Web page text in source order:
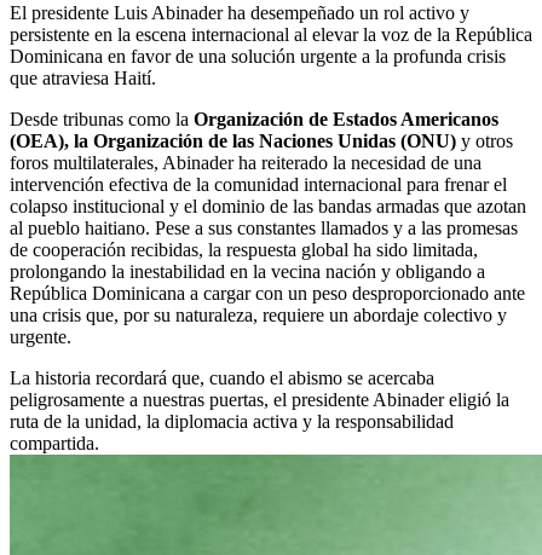
El presidente Luis Abinader ha desempeñado un rol activo y
persistente en la escena internacional al elevar la voz de la República
Dominicana en favor de una solución urgente a la profunda crisis
que atraviesa Haití.
Desde tribunas como la Organización de Estados Americanos
(OEA), la Organización de las Naciones Unidas (ONU) y otros
foros multilaterales, Abinader ha reiterado la necesidad de una
intervención efectiva de la comunidad internacional para frenar el
colapso institucional y el dominio de las bandas armadas que azotan
al pueblo haitiano. Pese a sus constantes llamados y a las promesas
de cooperación recibidas, la respuesta global ha sido limitada,
prolongando la inestabilidad en la vecina nación y obligando a
República Dominicana a cargar con un peso desproporcionado ante
una crisis que, por su naturaleza, requiere un abordaje colectivo y
urgente.
La historia recordará que, cuando el abismo se acercaba
peligrosamente a nuestras puertas, el presidente Abinader eligió la
ruta de la unidad, la diplomacia activa y la responsabilidad
compartida.